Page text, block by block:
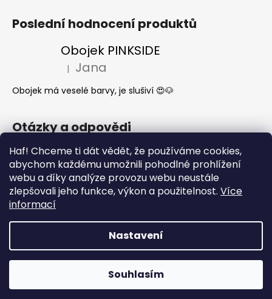
Haf! Chceme ti dát vědět, že používáme cookies,
abychom každému umožnili pohodlné prohlížení
webu a díky analýze provozu webu neustále
zlepšovali jeho funkce, výkon a použitelnost. Více
informací
Nastavení
Souhlasím
Poslední hodnocení produktů
Obojek PINKSIDE
Hodnocení produktu je 5 z 5 hvězdiček.
| Jana
Obojek má veselé barvy, je slušiví 😍🐶
Otázky a odpovědi
Jak se start o látkové obojky a vodítka?
Kdy mi dorazí moje objednávka?
Nejčastější dotazy- Co může a nemůže
pes jíst
Copyright 2026What the DOG. Všechna práva
vyhrazena.